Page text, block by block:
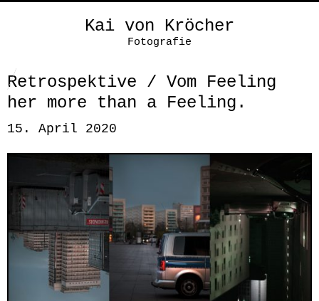
Kai von Kröcher
Fotografie
Retrospektive / Vom Feeling
her more than a Feeling.
15. April 2020